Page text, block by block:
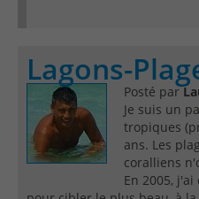
Lagons-
Posté par
Je suis un
tropiques
ans. Les
coralliens
En 2005, j'ai